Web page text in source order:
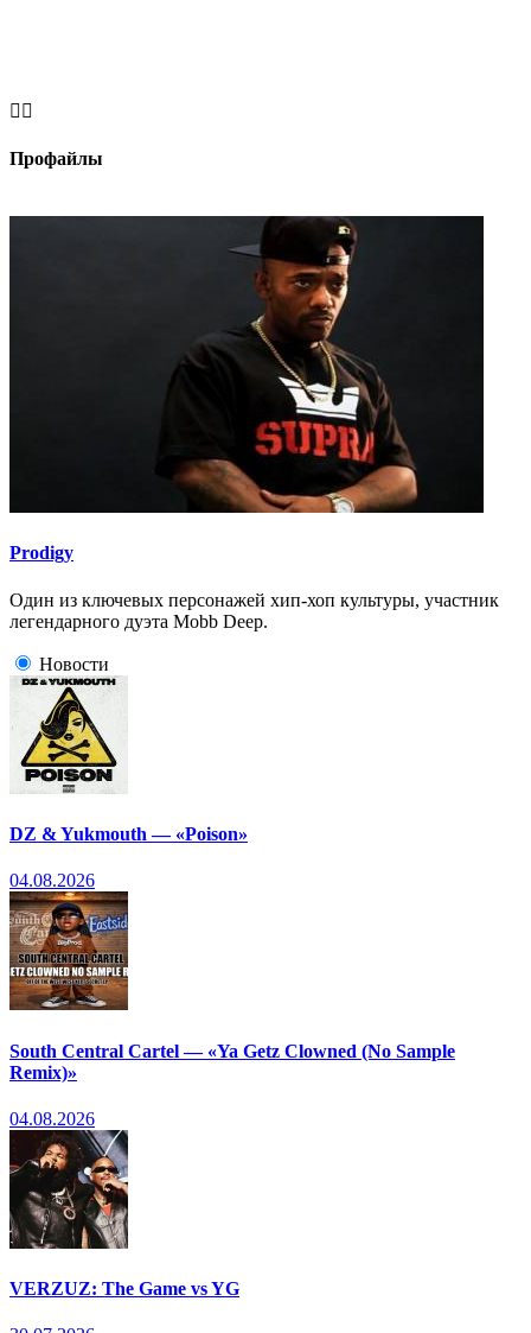
 
Профайлы
Prodigy
Один из ключевых персонажей хип-хоп культуры, участник
легендарного дуэта Mobb Deep.
Новости
DZ & Yukmouth — «Poison»
04.08.2026
South Central Cartel — «Ya Getz Clowned (No Sample
Remix)»
04.08.2026
VERZUZ: The Game vs YG